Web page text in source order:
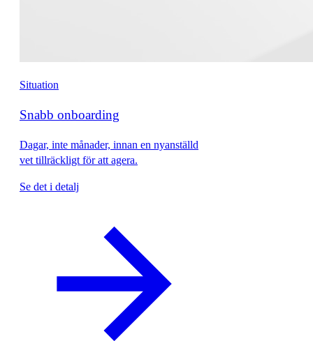
Situation
Snabb onboarding
Dagar, inte månader, innan en nyanställd
vet tillräckligt för att agera.
Se det i detalj